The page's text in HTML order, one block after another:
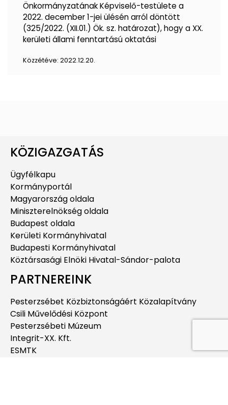
Önkormányzatának Képviselő-testülete a
2022. december 1-jei ülésén arról döntött
(325/2022. (XII.01.) Ök. sz. határozat), hogy a XX.
kerületi állami fenntartású oktatási
Közzétéve: 2022.12.20.
KÖZIGAZGATÁS
Ügyfélkapu
Kormányportál
Magyarország oldala
Miniszterelnökség oldala
Budapest oldala
Kerületi Kormányhivatal
Budapesti Kormányhivatal
Köztársasági Elnöki Hivatal-Sándor-palota
PARTNEREINK
Pesterzsébet Közbiztonságáért Közalapítvány
Csili Művelődési Központ
Pesterzsébeti Múzeum
Integrit-XX. Kft.
ESMTK